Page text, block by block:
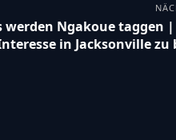
werden Ngakoue taggen
in Jacksonville zu